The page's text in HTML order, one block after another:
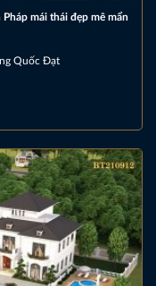
mái thái đẹp mê mẩn
Quốc Đạt